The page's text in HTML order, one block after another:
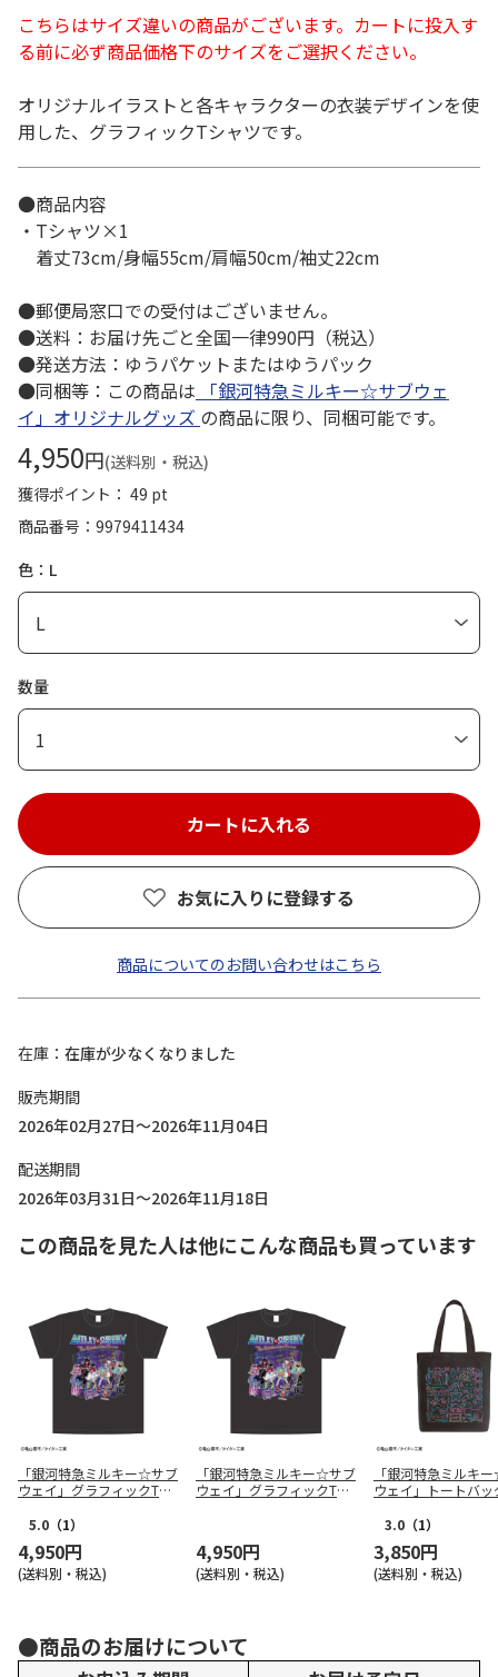
こちらはサイズ違いの商品がございます。カートに投入す
る前に必ず商品価格下のサイズをご選択ください。
オリジナルイラストと各キャラクターの衣装デザインを使
用した、グラフィックTシャツです。
●商品内容
・Tシャツ×1
着丈73cm/身幅55cm/肩幅50cm/袖丈22cm
●郵便局窓口での受付はございません。
●送料：お届け先ごと全国一律990円（税込）
●発送方法：ゆうパケットまたはゆうパック
●同梱等：この商品は 「銀河特急ミルキー☆サブウェ
イ」オリジナルグッズ の商品に限り、同梱可能です。
4,950円(送料別・税込)
獲得ポイント： 49 pt
商品番号
9979411434
色：L
数量
1
お気に入りに登録する
商品についてのお問い合わせはこちら
在庫
在庫が少なくなりました
販売期間
2026年02月27日～2026年11月04日
配送期間
2026年03月31日～2026年11月18日
この商品を見た人は他にこんな商品も買っています
「銀河特急ミルキー☆サブ
ウェイ」グラフィックTシ
5.0 （1）
4,950円
(送料別・税込)
「銀河特急ミルキー☆サブ
ウェイ」グラフィックTシ
4,950円
(送料別・税込)
「銀河特急ミルキ
ウェイ」トートバッ
3.0 （1）
3,850円
(送料別・税込)
●商品のお届けについて